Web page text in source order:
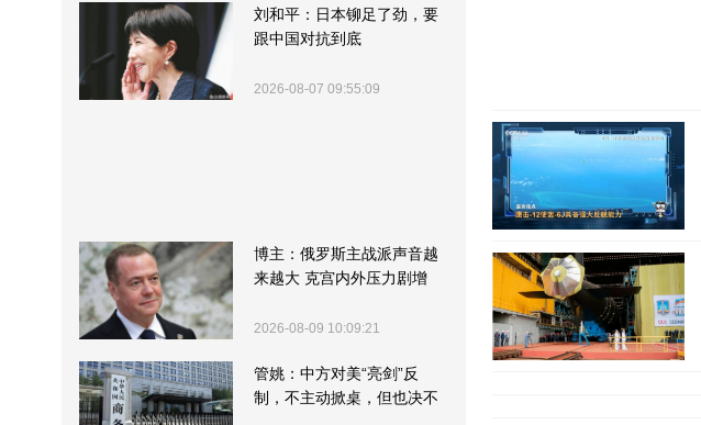
刘和平：日本铆足了劲，要
跟中国对抗到底
2026-08-07 09:55:09
博主：俄罗斯主战派声音越
来越大 克宫内外压力剧增
2026-08-09 10:09:21
管姚：中方对美“亮剑”反
制，不主动掀桌，但也决不